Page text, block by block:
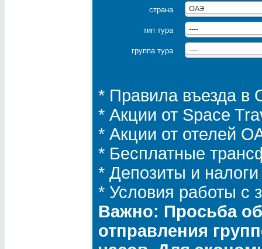
страна ОАЭ
тип тура ----
группа тура ----
* Правила въезда
* Акции от Space
* Акции от отелей
* Бесплатные
* Депозиты и
* Условия работы с
Важно: Просьба
отправления